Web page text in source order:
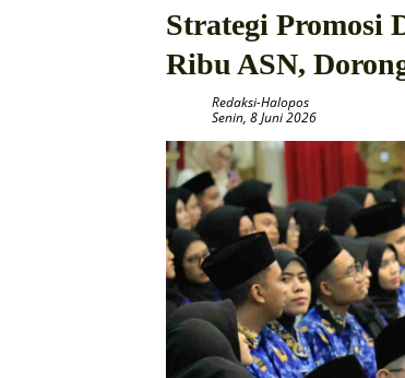
Strategi Promosi
Ribu ASN,
Redaksi-Halopos
Senin, 8 Juni 2026